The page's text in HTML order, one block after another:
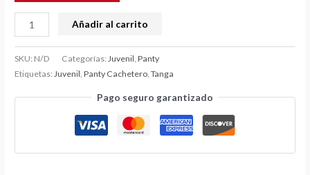
Añadir al carrito
SKU: N/D Categorías:Juvenil,Panty
Etiquetas:Juvenil,Panty Cachetero,Tanga
Pago seguro garantizado